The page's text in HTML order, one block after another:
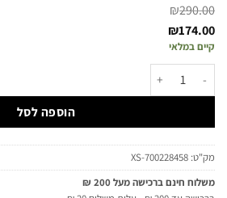
₪290.00
₪174.00
קיים במלאי
הוספה לסל
מק"ט: 700228458-XS
משלוח חינם ברכישה מעל 200 ₪